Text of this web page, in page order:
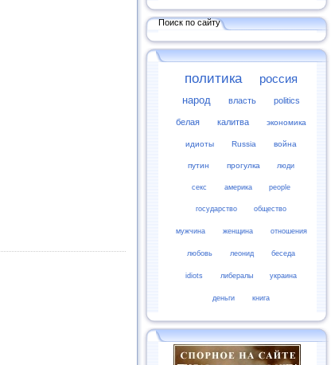
Поиск по сайту
политика россия
народ власть politics
белая калитва экономика
идиоты Russia война
путин прогулка люди
секс америка people
государство общество
мужчина женщина отношения
любовь леонид беседа
idiots либералы украина
деньги книга